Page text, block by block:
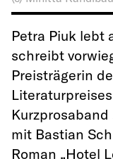
Petra Piuk lebt
schreibt
Preisträgerin
Kurzprosaband
mit Bastian
Roman „Hotel